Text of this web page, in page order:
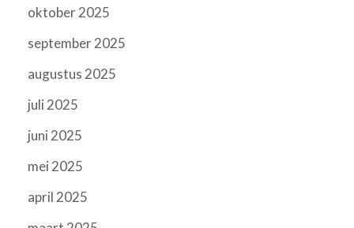
oktober 2025
september 2025
augustus 2025
juli 2025
juni 2025
mei 2025
april 2025